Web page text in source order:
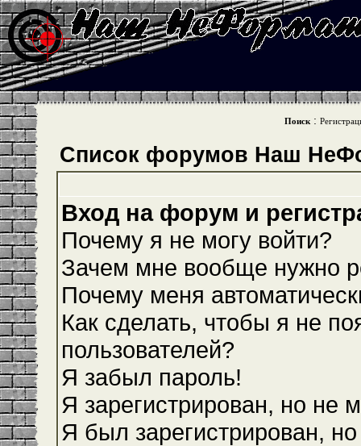
Поиск :
Список форумов Наш
Вход на форум и
Почему я не могу войти?
Зачем мне вообще нужно
Почему меня
Как сделать, чтобы я не
пользователей?
Я забыл пароль!
Я зарегистрирован, но не
Я был зарегистрирован,